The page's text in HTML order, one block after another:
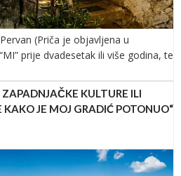
(Priča je objavljena u
prije dvadesetak ili više godina, te
KULTURE ILI
JE MOJ GRADIĆ POTONUO“